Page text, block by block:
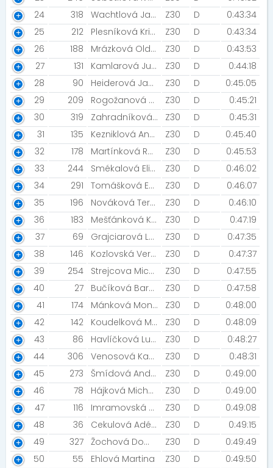
24
318 Wachtlová Jana [NapaBaby] Z30 D
0:43:34
25
212 Plesníková Kristýna [NapaBaby] Z30 D
0:43:34
26
188 Mrázková Oldřiška Z30 D
0:43:53
27
131 Kamlarová Julie Z30 D
0:44:18
28
90 Heiderová Jana Z30 D
0:45:05
29
209 Rogožanová Monika [SRTG Vyškov] Z30 D
0:45:21
30
319 Zahradníková Eliška Z30 D
0:45:31
31
135 Kezniklová Andrea [MATTONI FREERUN OLOMOUC] Z30 D
0:45:40
32
178 Martínková Radka Z30 D
0:45:53
33
244 Smékalová Eliška [SK Černé plíce] Z30 D
0:46:02
34
291 Tomášková Eva Z30 D
0:46:07
35
196 Nováková Tereza Z30 D
0:46:10
36
183 Mešťánková Kateřina [TYGŘICE] Z30 D
0:47:19
37
69 Grajciarová Lucie [Kyšáci] Z30 D
0:47:35
38
146 Kozlovská Veronika Z30 D
0:47:37
39
254 Strejcova Michaela Z30 D
0:47:55
40
27 Bučíková Barbora [Olomouc] Z30 D
0:47:58
41
174 Mánková Monika Z30 D
0:48:00
42
142 Koudelková Michaela Z30 D
0:48:09
43
86 Havlíčková Ludmila Z30 D
0:48:27
44
306 Venosová Kamila Z30 D
0:48:31
45
273 Šmídová Andrea [SRTG OLOMOUC] Z30 D
0:49:00
46
78 Hájková Michaela [srtg olomouc] Z30 D
0:49:00
47
116 Imramovská Tereza Z30 D
0:49:08
48
36 Cekulová Adéla [Night Run Team] Z30 D
0:49:15
49
327 Žochová Dominika Z30 D
0:49:49
50
55 Ehlová Martina Z30 D
0:49:50